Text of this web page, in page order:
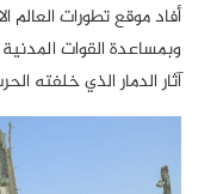
أفاد موقع تطورات العالم
وبمساعدة القوات
آثار الدمار الذي خلفته